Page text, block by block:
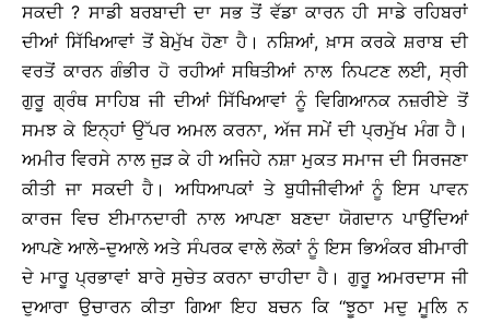
ਸਕਦੀ ? ਸਾਡੀ ਬਰਬਾਦੀ ਦਾ ਸਭ ਤੋਂ ਵੱਡਾ ਕਾਰਨ ਹੀ ਸਾਡੇ ਰਹਿਬਰਾਂ
ਦੀਆਂ ਸਿੱਖਿਆਵਾਂ ਤੋਂ ਬੇਮੁੱਖ ਹੋਣਾ ਹੈ। ਨਸ਼ਿਆਂ, ਖ਼ਾਸ ਕਰਕੇ ਸ਼ਰਾਬ ਦੀ
ਵਰਤੋਂ ਕਾਰਨ ਗੰਭੀਰ ਹੋ ਰਹੀਆਂ ਸਥਿਤੀਆਂ ਨਾਲ ਨਿਪਟਣ ਲਈ, ਸ੍ਰੀ
ਗੁਰੂ ਗ੍ਰੰਥ ਸਾਹਿਬ ਜੀ ਦੀਆਂ ਸਿੱਖਿਆਵਾਂ ਨੂੰ ਵਿਗਿਆਨਕ ਨਜ਼ਰੀਏ ਤੋਂ
ਸਮਝ ਕੇ ਇਨ੍ਹਾਂ ਉੱਪਰ ਅਮਲ ਕਰਨਾ, ਅੱਜ ਸਮੇਂ ਦੀ ਪ੍ਰਮੁੱਖ ਮੰਗ ਹੈ।
ਅਮੀਰ ਵਿਰਸੇ ਨਾਲ ਜੁੜ ਕੇ ਹੀ ਅਜਿਹੇ ਨਸ਼ਾ ਮੁਕਤ ਸਮਾਜ ਦੀ ਸਿਰਜਣਾ
ਕੀਤੀ ਜਾ ਸਕਦੀ ਹੈ। ਅਧਿਆਪਕਾਂ ਤੇ ਬੁਧੀਜੀਵੀਆਂ ਨੂੰ ਇਸ ਪਾਵਨ
ਕਾਰਜ ਵਿਚ ਈਮਾਨਦਾਰੀ ਨਾਲ ਆਪਣਾ ਬਣਦਾ ਯੋਗਦਾਨ ਪਾਉਂਦਿਆਂ
ਆਪਣੇ ਆਲੇ-ਦੁਆਲੇ ਅਤੇ ਸੰਪਰਕ ਵਾਲੇ ਲੋਕਾਂ ਨੂੰ ਇਸ ਭਿਅੰਕਰ ਬੀਮਾਰੀ
ਦੇ ਮਾਰੂ ਪ੍ਰਭਾਵਾਂ ਬਾਰੇ ਸੁਚੇਤ ਕਰਨਾ ਚਾਹੀਦਾ ਹੈ। ਗੁਰੂ ਅਮਰਦਾਸ ਜੀ
ਦੁਆਰਾ ਉਚਾਰਨ ਕੀਤਾ ਗਿਆ ਇਹ ਬਚਨ ਕਿ ‘‘ਝੂਠਾ ਮਦੁ ਮੂਲਿ ਨ